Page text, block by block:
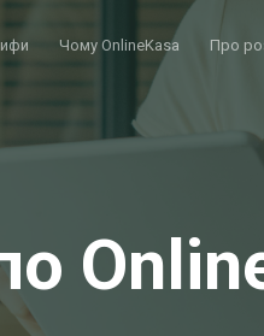
Чому OnlineKasa Про